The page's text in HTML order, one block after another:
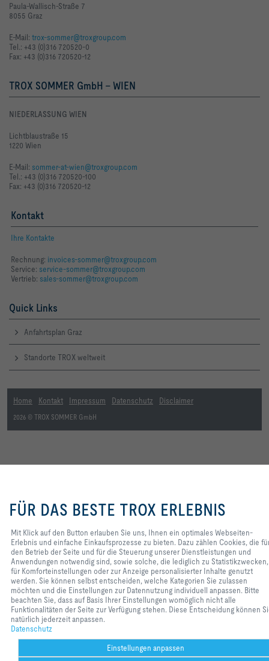
Paula-Wallisch-Straße 7
8055 Graz
E-Mail: trox-sommer@troxgroup.com
Tel.: +43 (0)316 720520-0
Fax: +43 (0)316 720520-12
TROX SOMMER GmbH - WIEN
NIEDERLASSUNG WIEN
Lichtblaustraße 15
1220 Wien
E-Mail: sommer-at-wien@troxgroup.com
Tel.: +43 (0)316 720520-100
Fax: +43 (0)316 720520-12
Kontakt
Ihre Kontakte
Rechnung: invoices-sommer@troxgroup.com
Service: service-sommer@troxgroup.com
Vertrieb: sales-sommer@troxgroup.com
Quick Links
Anfahrtsplan Graz
Standorte TROX weltweit
Home Kontakt Impressum Datenschutz Disclaimer
2026 © TROX SOMMER GmbH
uns, Ihnen ein optimales Webseiten-
Erlebnis und einfache
zählen Cookies, die für den Betrieb
der Seite und für die Steuerung
unserer Dienstleistungen und
Anwendungen notwendig sind, sowie
solche, die lediglich zu
Statistikzwecken, für
Komforteinstellungen oder zur
Anzeige personalisierter Inhalte
genutzt werden. Sie können selbst
Einstellungen zur Datennutzung
individuell anpassen. Bitte beachten
Sie, dass auf Basis Ihrer
FÜR DAS BESTE TROX ERLEBNIS
Mit Klick auf den Button erlauben Sie uns, Ihnen ein optimales Webseiten-
Erlebnis und einfache Einkaufsprozesse zu bieten. Dazu zählen Cookies, die
den Betrieb der Seite und für die Steuerung unserer Dienstleistungen und
Anwendungen notwendig sind, sowie solche, die lediglich zu Statistikzwecken,
für Komforteinstellungen oder zur Anzeige personalisierter Inhalte genutzt
werden. Sie können selbst entscheiden, welche Kategorien Sie zulassen
möchten und die Einstellungen zur Datennutzung individuell anpassen. Bitte
beachten Sie, dass auf Basis Ihrer Einstellungen womöglich nicht alle
Funktionalitäten der Seite zur Verfügung stehen. Diese Entscheidung können
natürlich jederzeit anpassen.
Datenschutz
Einstellungen anpassen